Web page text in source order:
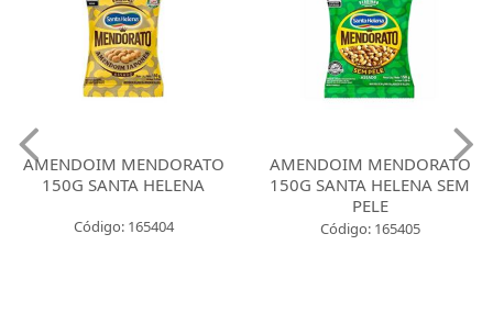
AMENDOIM MENDORATO
150G SANTA HELENA
Código: 165404
AMENDOIM MENDORATO
150G SANTA HELENA SEM
PELE
Código: 165405